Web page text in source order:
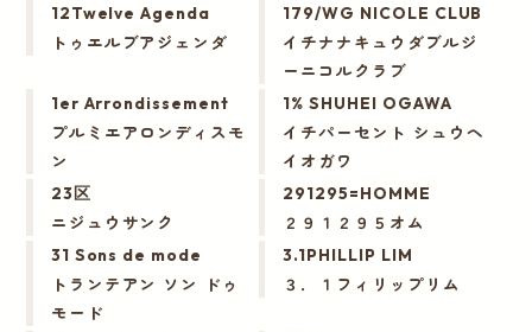
12Twelve Agenda
トゥエルブアジェンダ
179/WG NICOLE CLUB
イチナナキュウダブルジ
ーニコルクラブ
1er Arrondissement
プルミエアロンディスモ
ン
1% SHUHEI OGAWA
イチパーセント シュウヘ
イオガワ
23区
ニジュウサンク
291295=HOMME
２９１２９５オム
31 Sons de mode
トランテアン ソン ドゥ
モード
3.1PHILLIP LIM
３．１フィリップリム